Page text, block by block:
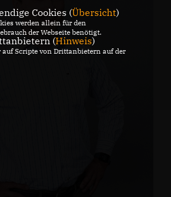
Cookies (Übersicht)
werden allein für den
der Webseite benötigt.
(Hinweis)
Scripte von Drittanbietern auf der